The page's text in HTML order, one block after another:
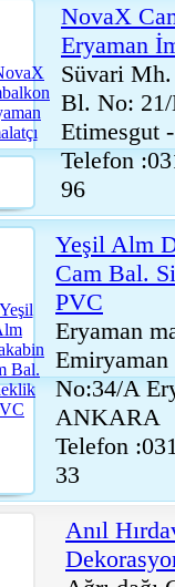
NovaX
Eryaman
Süvari
Bl. No:
Etimesgut
Telefon
96
Yeşil Alm
Cam Bal.
PVC
Eryaman
Emiryaman
No:34/A
ANKARA
Telefon
33
Anıl